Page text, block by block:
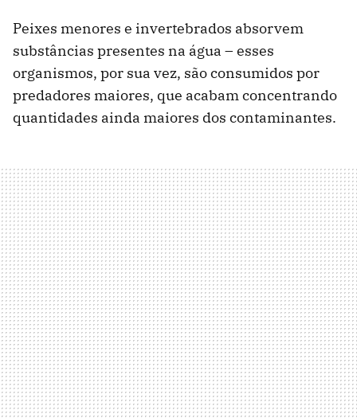
Peixes menores e invertebrados absorvem
substâncias presentes na água – esses
organismos, por sua vez, são consumidos por
predadores maiores, que acabam concentrando
quantidades ainda maiores dos contaminantes.